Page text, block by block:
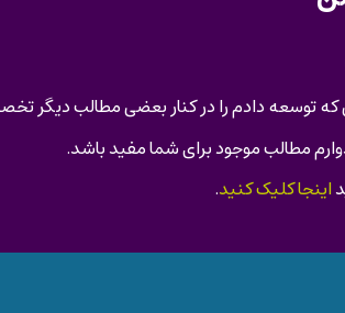
توسعه دادم را در کنار بعضی مطالب دیگر
مطالب موجود برای شما مفید باشد.
اینجا کلیک کنید.